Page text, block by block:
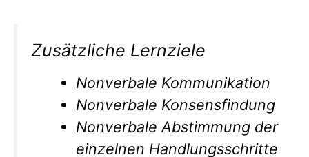
Zusätzliche Lernziele
Nonverbale Kommunikation
Nonverbale Konsensfindung
Nonverbale Abstimmung der
einzelnen Handlungsschritte